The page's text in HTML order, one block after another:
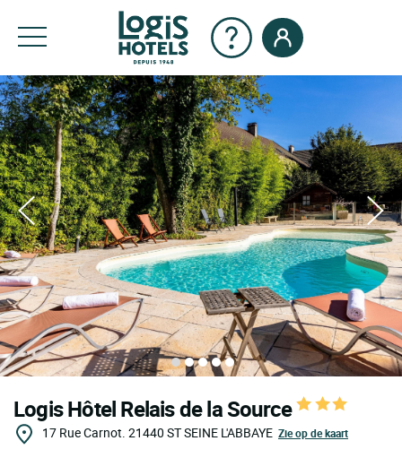
Logis Hôtel Relais de la Source
17 Rue Carnot. 21440 ST SEINE L'ABBAYE Zie op de kaart